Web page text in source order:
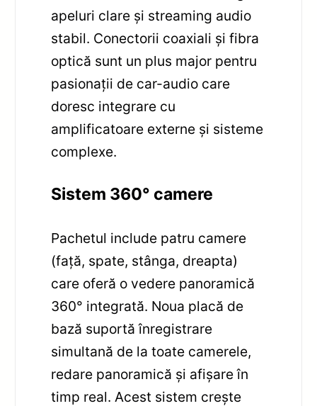
apeluri clare și streaming audio
stabil. Conectorii coaxiali și fibra
optică sunt un plus major pentru
pasionații de car-audio care
doresc integrare cu
amplificatoare externe și sisteme
complexe.
Sistem 360° camere
Pachetul include patru camere
(față, spate, stânga, dreapta)
care oferă o vedere panoramică
360° integrată. Noua placă de
bază suportă înregistrare
simultană de la toate camerele,
redare panoramică și afișare în
timp real. Acest sistem crește